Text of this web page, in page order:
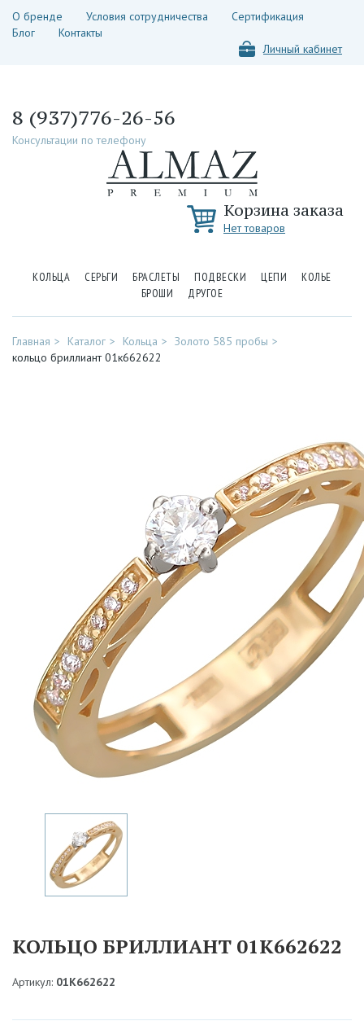
О бренде Условия сотрудничества
Сертификация
Блог
Контакты
Личный кабинет
8 (937)776-26-56
Консультации по телефону
Корзина заказа
Нет товаров
КОЛЬЦА СЕРЬГИ БРАСЛЕТЫ ПОДВЕСКИ ЦЕПИ
КОЛЬЕ
БРОШИ
ДРУГОЕ
Главная Каталог Кольца
Золото 585 пробы
кольцо бриллиант 01к662622
КОЛЬЦО БРИЛЛИАНТ 01К662622
Артикул: 01К662622